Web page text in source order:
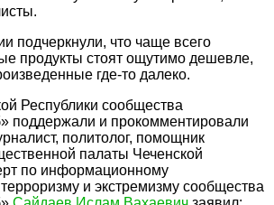
подчеркнули, что чаще всего
продукты стоят ощутимо дешевле,
где-то далеко.
Республики сообщества
поддержали и прокомментировали
политолог, помощник
палаты Чеченской
по информационному
и экстремизму сообщества